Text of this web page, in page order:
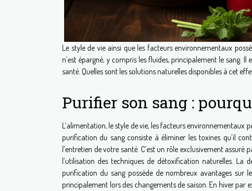
Le style de vie ainsi que les facteurs environnementaux
n’est épargné, y compris les fluides, principalement le sang.
santé. Quelles sont les solutions naturelles disponibles à cet
Purifier son sang :
L’alimentation, le style de vie, les facteurs environnementaux
purification du sang consiste à éliminer les toxines qu’il
l’entretien de votre santé. C’est un rôle exclusivement
l’utilisation des techniques de détoxification naturelles.
purification du sang possède de nombreux avantages sur
principalement lors des changements de saison. En hiver